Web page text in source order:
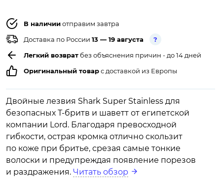
В наличииотправим завтра
Доставка по России 13 — 19 августа
?
Легкий возврат без объяснения причин - до 14 дней
Оригинальный товарс доставкой из Европы
Двойные лезвия Shark Super Stainless для
безопасных Т-бритв и шаветт от египетской
компании Lord. Благодаря превосходной
гибкости, острая кромка отлично скользит
по коже при бритье, срезая самые тонкие
волоски и предупреждая появление порезов
и раздражения. Читать обзор